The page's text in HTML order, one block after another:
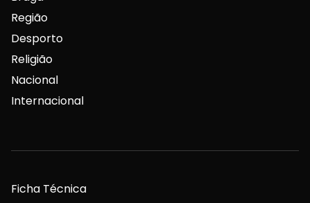
Região
Desporto
Religião
Nacional
Internacional
Ficha Técnica